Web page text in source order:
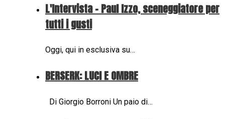
L'Intervista - Paul Izzo, sceneggiatore per
tutti i gusti
Oggi, qui in esclusiva su…
BERSERK: LUCI E OMBRE
Di Giorgio Borroni Un paio di…